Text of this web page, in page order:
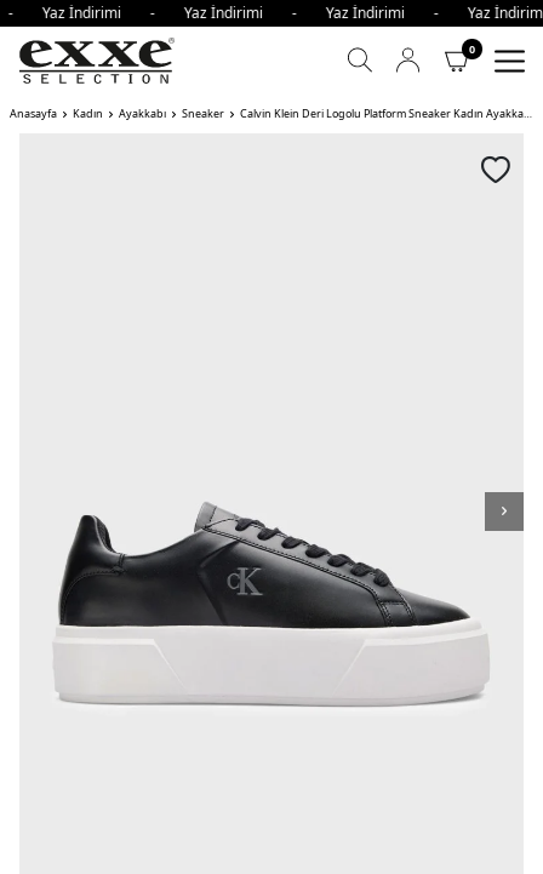
Yaz İndirimi - Yaz İndirimi - Yaz İndirimi - Yaz
0
Anasayfa Kadın Ayakkabı Sneaker Calvin Klein Deri Logolu Platform Sneaker Kadın Ayakkabı BEH